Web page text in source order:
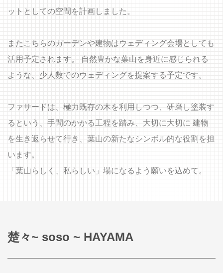
ットとしての空間を計画しました。
またこちらのガーデンや建物はウェディング会場としても
活用予定されます。 自然豊かな葉山を身近に感じられる
ような、少人数でのウェディングを提案する予定です。
ファサードは、極力既存の木を利用しつつ、研磨し塗装す
るという、手間のかかる工程を踏み、大切に大切に 建物
を生き返らせて行き、葉山の新たなシンボル的な役割を担
います。
「葉山らしく、私らしい」場になるよう願いを込めて。
楚々~ soso ~ HAYAMA